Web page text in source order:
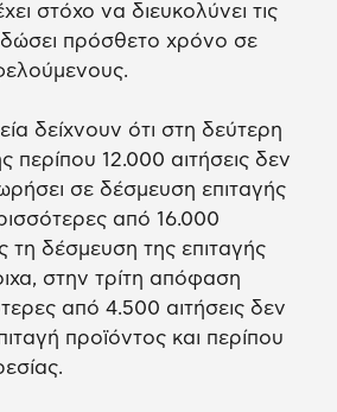
στόχο να διευκολύνει τις
δώσει πρόσθετο χρόνο σε
δείχνουν ότι στη δεύτερη
12.000 αιτήσεις δεν
σε δέσμευση επιταγής
από 16.000
τη δέσμευση της επιταγής
στην τρίτη απόφαση
από 4.500 αιτήσεις δεν
προϊόντος και περίπου